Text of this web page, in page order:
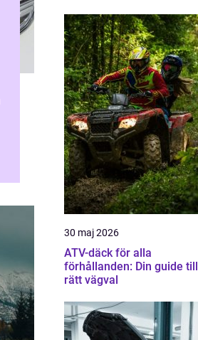
30 maj 2026
ATV-däck för alla
förhållanden: Din guide till
rätt vägval